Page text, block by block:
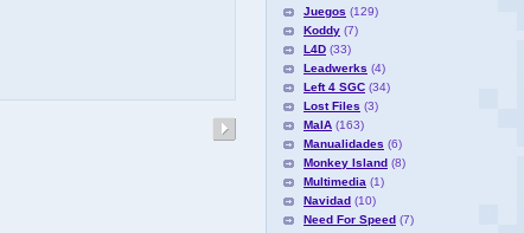
Juegos (129)
Koddy (7)
L4D (33)
Leadwerks (4)
Left 4 SGC (34)
Lost Files (3)
MaIA (163)
Manualidades (6)
Monkey Island (8)
Multimedia (1)
Navidad (10)
Need For Speed (7)